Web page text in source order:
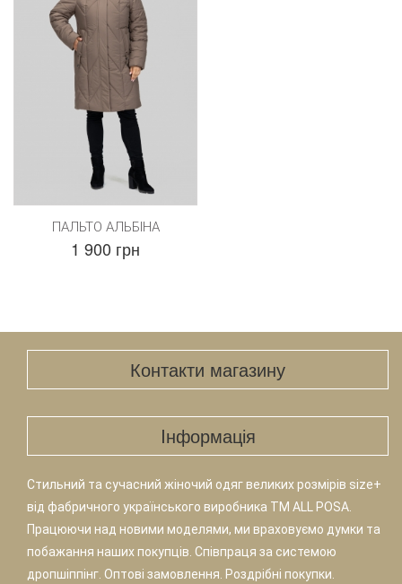
ПАЛЬТО АЛЬБІНА
1 900 грн
Контакти магазину
Iнформація
Стильний та сучасний жіночий одяг великих розмірів size+
від фабричного українського виробника TM ALL POSA.
Працюючи над новими моделями, ми враховуємо думки та
побажання наших покупців. Співпраця за системою
дропшіппінг. Оптові замовлення. Роздрібні покупки.